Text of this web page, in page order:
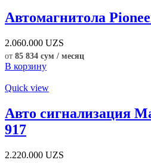
Автомагнитола
2.060.000 UZS
от 85 834 сум / месяц
В корзину
Quick view
Авто сигнализация
917
2.220.000 UZS